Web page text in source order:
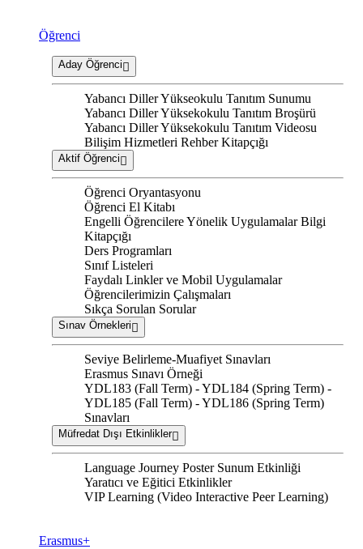
Öğrenci
Aday Öğrenci
Yabancı Diller Yükseokulu Tanıtım Sunumu
Yabancı Diller Yüksekokulu Tanıtım Broşürü
Yabancı Diller Yüksekokulu Tanıtım Videosu
Bilişim Hizmetleri Rehber Kitapçığı
Aktif Öğrenci
Öğrenci Oryantasyonu
Öğrenci El Kitabı
Engelli Öğrencilere Yönelik Uygulamalar Bilgi
Kitapçığı
Ders Programları
Sınıf Listeleri
Faydalı Linkler ve Mobil Uygulamalar
Öğrencilerimizin Çalışmaları
Sıkça Sorulan Sorular
Sınav Örnekleri
Seviye Belirleme-Muafiyet Sınavları
Erasmus Sınavı Örneği
YDL183 (Fall Term) - YDL184 (Spring Term) -
YDL185 (Fall Term) - YDL186 (Spring Term)
Sınavları
Müfredat Dışı Etkinlikler
Language Journey Poster Sunum Etkinliği
Yaratıcı ve Eğitici Etkinlikler
VIP Learning (Video Interactive Peer Learning)
Erasmus+